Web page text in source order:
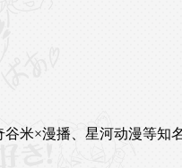
米×漫播、星河动漫等